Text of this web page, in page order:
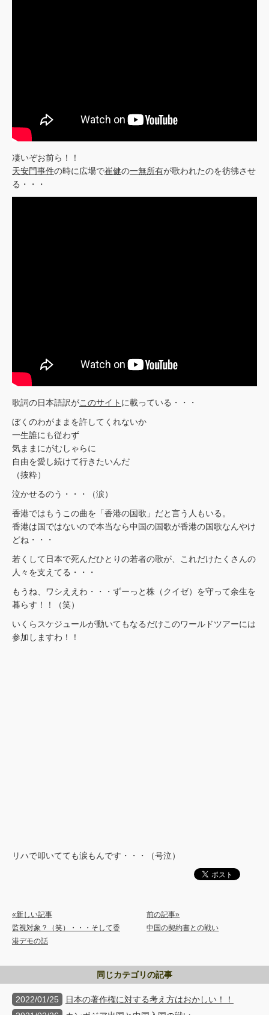
凄いぞお前ら！！
天安門事件の時に広場で崔健の一無所有が歌われたのを彷彿させ
る・・・
歌詞の日本語訳がこのサイト に載っている・・・
ぼくのわがままを許してくれないか
一生誰にも従わず
気ままにがむしゃらに
自由を愛し続けて行きたいんだ
（抜粋）
泣かせるのう・・・（涙）
香港ではもうこの曲を「香港の国歌」だと言う人もいる。
香港は国ではないので本当なら中国の国歌が香港の国歌なんやけ
どね・・・
若くして日本で死んだひとりの若者の歌が、これだけたくさんの
人々を支えてる・・・
もうね、ワシええわ・・・ずーっと株（クイゼ）を守って余生を
暮らす！！（笑）
いくらスケジュールが動いてもなるだけこのワールドツアーには
参加しますわ！！
リハで叩いてても涙もんです・・・（号泣）
«新しい記事
監視対象？（笑）・・・そして香
港デモの話
前の記事»
中国の契約書との戦い
同じカテゴリの記事
2022/01/25
日本の著作権に対する考え方はおかしい！！